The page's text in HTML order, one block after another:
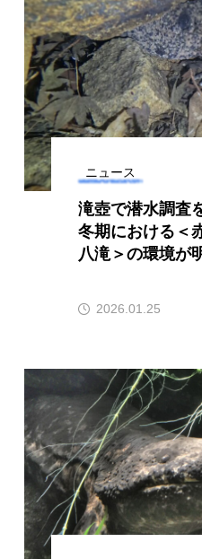
の貝827種を
図鑑『新版 日
発売 生態写
写真を掲載
サカナト編
集部
アカムツ アカメ
ナゴ アブラツノザメ
アユ
イッカク イトウ
ニュース
滝壺で潜水調査
冬期における＜
八滝＞の環境が
2026.01.25